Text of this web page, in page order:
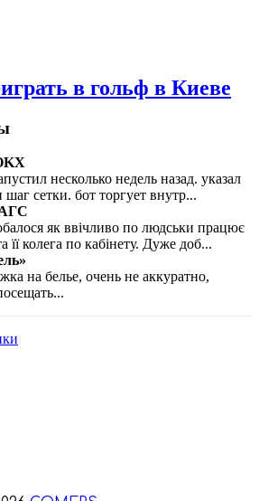
в гольф в Киеве
несколько недель назад. указал
сетки. бот торгует внутр...
як ввічливо по людськи працює
її колега по кабінету. Дуже доб...
на белье, очень не аккуратно,
...